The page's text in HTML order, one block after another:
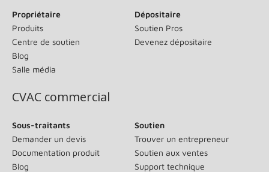
Propriétaire
Produits
Centre de soutien
Blog
Salle média
Dépositaire
Soutien Pros
Devenez dépositaire
CVAC commercial
Sous-traitants
Demander un devis
Documentation produit
Blog
Soutien
Trouver un entrepreneur
Soutien aux ventes
Support technique